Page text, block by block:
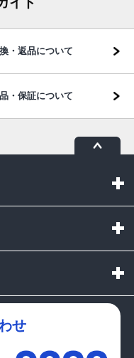
・返品について
・保証について
せ